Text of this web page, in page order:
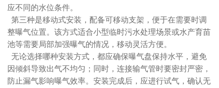
应不同的水位条件。
第三种是移动式安装，配备可移动支架，便于在需要时调
整曝气位置。该方式适合小型临时污水处理场景或水产育苗
池等需要局部加强曝气的情况，移动灵活方便。
无论选择哪种安装方式，都应确保曝气盘保持水平，避免
因倾斜导致出气不均匀；同时，连接输气管时要密封严密，
防止漏气影响曝气效率。安装完成后，应进行试气，确认无